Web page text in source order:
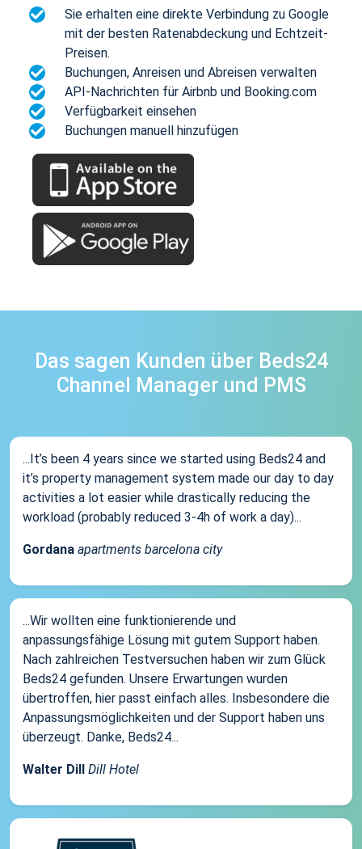
Sie erhalten eine direkte Verbindung zu Google
mit der besten Ratenabdeckung und Echtzeit-
Preisen.
Buchungen, Anreisen und Abreisen verwalten
API-Nachrichten für Airbnb und Booking.com
Verfügbarkeit einsehen
Buchungen manuell hinzufügen
Das sagen Kunden über Beds24
Channel Manager und PMS
...It’s been 4 years since we started using Beds24 and
it’s property management system made our day to day
activities a lot easier while drastically reducing the
workload (probably reduced 3-4h of work a day)...
Gordana apartments barcelona city
...Wir wollten eine funktionierende und
anpassungsfähige Lösung mit gutem Support haben.
Nach zahlreichen Testversuchen haben wir zum Glück
Beds24 gefunden. Unsere Erwartungen wurden
übertroffen, hier passt einfach alles. Insbesondere die
Anpassungsmöglichkeiten und der Support haben uns
überzeugt. Danke, Beds24...
Walter Dill Dill Hotel